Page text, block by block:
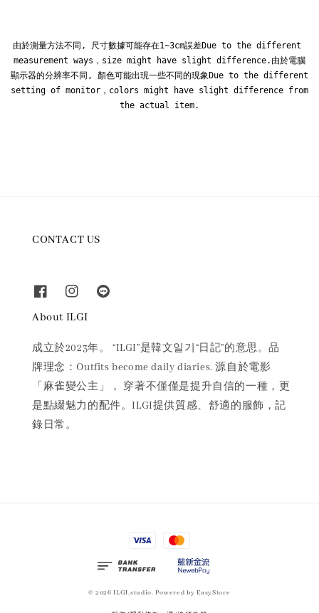
由於測量方法不同, 尺寸數據可能存在1~3cm誤差Due to the different
measurement ways，size might have slight difference.由於電腦
顯示器的分辨率不同, 顏色可能出現一些不同的現象Due to the different
setting of monitor，colors might have slight difference from
the actual item.
CONTACT US
About ILGI
成立於2023年。 “ILGI”是韓文일기“日記”的意思。品
牌理念：Outfits become daily diaries. 源自於電影
「麻雀變公主」， 穿著不僅僅是提升自信的一種，更
是點綴魅力的配件。ILGI提供質感、舒適的服飾，記
錄日常。
© 2026 ILGI.studio. Powered byEasyStore